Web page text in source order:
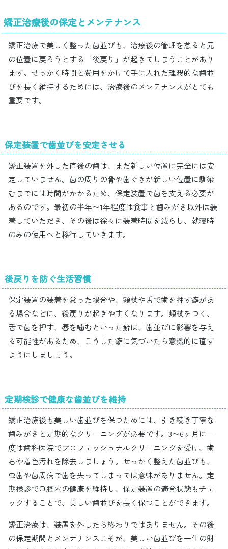
矯正治療後の保定とメンテナンス
矯正治療で美しく整った歯並びも、治療後の管理を怠ると元
の位置に戻ろうとする「後戻り」が起きてしまうことがあり
ます。せっかく時間と費用をかけて手に入れた理想的な歯並
びを長く維持するためには、治療後のメンテナンスがとても
重要です。
保定装置で歯並びを安定させる
矯正装置を外した直後の歯は、まだ新しい位置に完全には安
定していません。歯の周りの骨や歯ぐきが新しい位置に馴染
むまでには時間がかかるため、保定装置で歯を支える必要が
あるのです。最初の半年〜1年程度は食事と歯みがき以外は装
着していただき、その後は徐々に装着時間を減らし、就寝時
のみの使用へと移行していきます。
後戻りを防ぐ生活習慣
保定装置の装着を怠った場合や、頬杖や舌で歯を押す癖があ
る場合などに、後戻りが起きやすくなります。頬杖をつく、
舌で歯を押す、唇を噛むといった癖は、歯並びに影響を与え
る可能性があるため、こうした癖に気づいたら意識的に直す
ようにしましょう。
定期検診で健康な歯並びを維持
矯正治療後も美しい歯並びを保つためには、引き続き丁寧な
歯みがきと定期的なクリーニングが必要です。3〜6ヶ月に一
度は歯科医院でプロフェッショナルクリーニングを受け、歯
石や着色汚れを除去しましょう。せっかく整えた歯並びも、
虫歯や歯周病で歯を失ってしまっては意味がありません。定
期検診で口腔内の健康を維持し、保定装置の適合状態もチェ
ックすることで、美しい歯並びを長く保つことができます。
矯正治療は、装置を外したら終わりではありません。その後
の保定期間とメンテナンスこそが、美しい歯並びを一生の財